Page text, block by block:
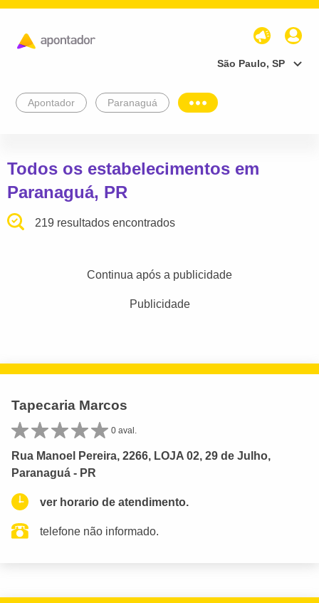
São Paulo, SP
Apontador Paranaguá
Todos os estabelecimentos em
Paranaguá, PR
219 resultados encontrados
Continua após a publicidade
Publicidade
Tapecaria Marcos
0 aval.
Rua Manoel Pereira, 2266, LOJA 02, 29 de Julho,
Paranaguá - PR
ver horario de atendimento.
telefone não informado.